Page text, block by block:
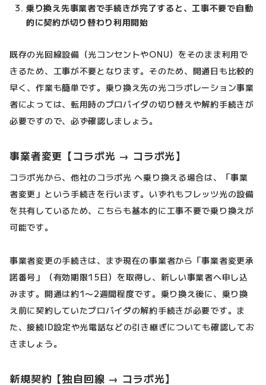
乗り換え先事業者で手続きが完了すると、工事不要で自動
的に契約が切り替わり利用開始
既存の光回線設備（光コンセントやONU）をそのまま利用で
きるため、工事が不要となります。そのため、開通日も比較的
早く、作業も簡単です。乗り換え先の光コラボレーション事業
者によっては、転用時のプロバイダの切り替えや解約手続きが
必要ですので、必ず確認しましょう。
事業者変更【コラボ光 → コラボ光】
コラボ光から、他社のコラボ光 へ乗り換える場合は、「事業
者変更」という手続きを行います。いずれもフレッツ光の設備
を共有しているため、こちらも基本的に工事不要で乗り換えが
可能です。
事業者変更の手続きは、まず現在の事業者から「事業者変更承
諾番号」（有効期限15日）を取得し、新しい事業者へ申し込
みます。開通は約1〜2週間程度です。乗り換え後に、乗り換
え前に契約していたプロバイダの解約手続きが必要です。ま
た、接続ID設定や光電話などの引き継ぎについても確認してお
きましょう。
新規契約【独自回線 → コラボ光】